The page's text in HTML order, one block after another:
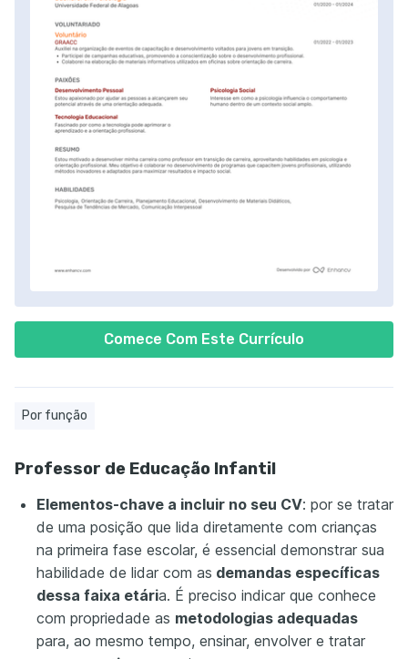
Comece Com Este Currículo
Por função
Professor de Educação Infantil
Elementos-chave a incluir no seu CV: por se tratar
de uma posição que lida diretamente com crianças
na primeira fase escolar, é essencial demonstrar sua
habilidade de lidar com as demandas específicas
dessa faixa etária. É preciso indicar que conhece
com propriedade as metodologias adequadas
para, ao mesmo tempo, ensinar, envolver e tratar